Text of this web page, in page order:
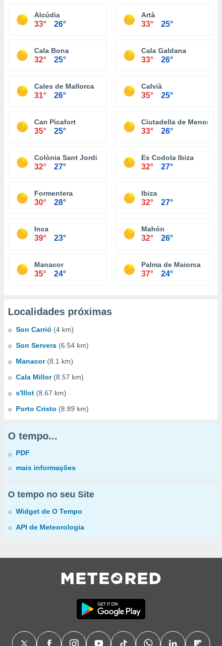
Alcúdia
33° 26°
Artà
33° 25°
Cala Bona
32° 25°
Cala Galdana
33° 26°
Cales de Mallorca
31° 26°
Calvià
35° 25°
Can Picafort
35° 25°
Ciutadella de Menorca
33° 26°
Colònia Sant Jordi
32° 27°
Es Codola Ibiza
32° 27°
Formentera
30° 28°
Ibiza
32° 27°
Inca
39° 23°
Mahón
32° 26°
Manacor
35° 24°
Palma de Maiorca
37° 24°
Localidades próximas
Son Carrió (4 km)
Son Servera (6.54 km)
Manacor (8.1 km)
Cala Millor (8.57 km)
s'Illot (8.67 km)
Porto Cristo (8.89 km)
O tempo...
PDF
mais informações
O tempo no seu Site
Widget de O Tempo
API de Meteorologia